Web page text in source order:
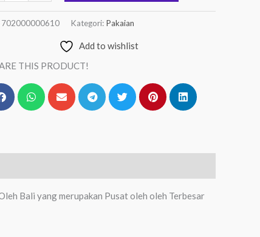
702000000610 Kategori: Pakaian
Add to wishlist
THIS PRODUCT!
Bali yang merupakan Pusat oleh oleh Terbesar